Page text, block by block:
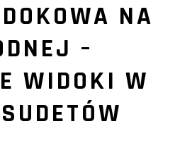
NA
–
WIDOKI W